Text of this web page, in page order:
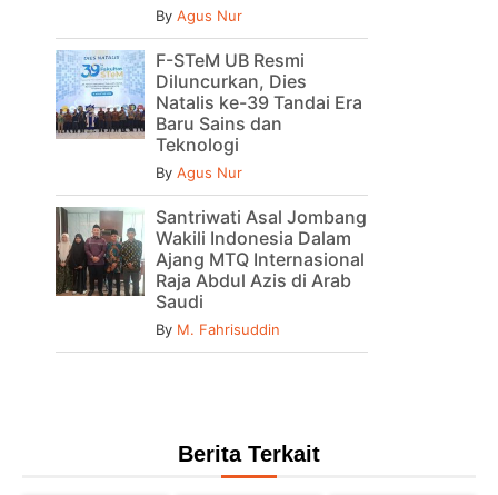
By Agus Nur
F-STeM UB Resmi
Diluncurkan, Dies
Natalis ke-39 Tandai Era
Baru Sains dan
Teknologi
By Agus Nur
Santriwati Asal Jombang
Wakili Indonesia Dalam
Ajang MTQ Internasional
Raja Abdul Azis di Arab
Saudi
By M. Fahrisuddin
Berita Terkait